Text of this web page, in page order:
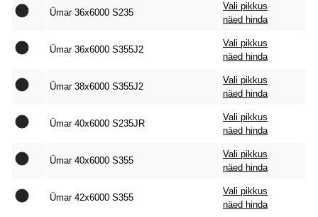
Ümar 36x6000 S235
Vali pikkus
näed hinda
Ümar 36x6000 S355J2
Vali pikkus
näed hinda
Ümar 38x6000 S355J2
Vali pikkus
näed hinda
Ümar 40x6000 S235JR
Vali pikkus
näed hinda
Ümar 40x6000 S355
Vali pikkus
näed hinda
Ümar 42x6000 S355
Vali pikkus
näed hinda